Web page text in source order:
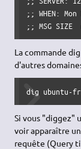
;; WHEN:
La commande
d'autres
dig ubuntu-
Si vous "diggez"
voir apparaître
requête (Query